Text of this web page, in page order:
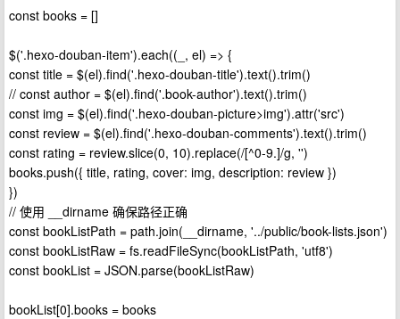
const books = []
$('.hexo-douban-item').each((_, el) => {
const title = $(el).find('.hexo-douban-title').text().trim()
// const author = $(el).find('.book-author').text().trim()
const img = $(el).find('.hexo-douban-picture>img').attr('src')
const review = $(el).find('.hexo-douban-comments').text().trim()
const rating = review.slice(0, 10).replace(/[^0-9.]/g, '')
books.push({ title, rating, cover: img, description: review })
})
// 使用 __dirname 确保路径正确
const bookListPath = path.join(__dirname, '../public/book-lists.json')
const bookListRaw = fs.readFileSync(bookListPath, 'utf8')
const bookList = JSON.parse(bookListRaw)
bookList[0].books = books